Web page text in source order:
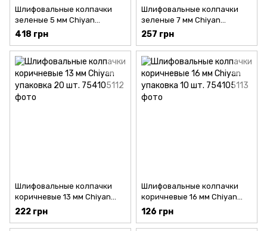
Шлифовальные колпачки
зеленые 5 мм Chiyan
упаковка 50 шт.
418 грн
Шлифовальные колпачки
зеленые 7 мм Chiyan
упаковка 30 шт.
257 грн
Шлифовальные колпачки
коричневые 13 мм Chiyan
упаковка 20 шт.
222 грн
Шлифовальные колпачки
коричневые 16 мм Chiyan
упаковка 10 шт.
126 грн